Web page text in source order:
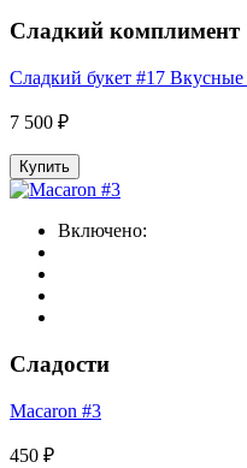
Сладкий комплимент
Сладкий букет #17
7 500 ₽
Купить
Включено:
Сладости
Macaron #3
450 ₽